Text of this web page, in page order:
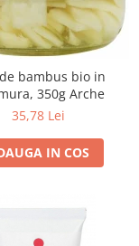
bambus bio in
350g Arche
35,78 Lei
IN COS